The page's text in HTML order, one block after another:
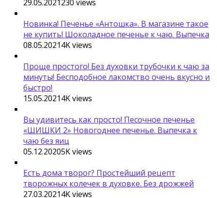
29.05.2021 230 views
Новинка! Печенье «Антошка». В магазине такое
не купить! Шоколадное печенье к чаю. Выпечка
08.05.20214Kviews
Проще простого! Без духовки трубочки к чаю за
минуты! Бесподобное лакомство очень вкусно и
быстро!
15.05.20214Kviews
Вы удивитесь как просто! Песочное печенье
«ШИШКИ 2» Новогоднее печенье. Выпечка к
чаю без яиц
05.12.20205Kviews
Есть дома творог? Простейший рецепт
творожных колечек в духовке. Без дрожжей
27.03.20214Kviews